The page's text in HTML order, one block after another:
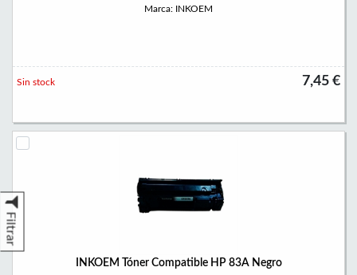
Filtrar
Marca: INKOEM
7,45 €
Sin stock
INKOEM Tóner Compatible HP 83A Negro